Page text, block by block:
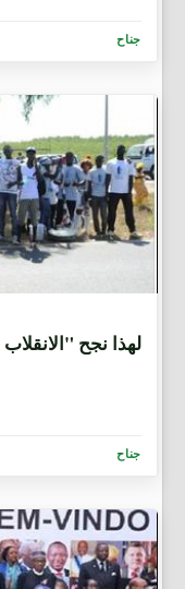
جناح
لهذا نجح
جناح